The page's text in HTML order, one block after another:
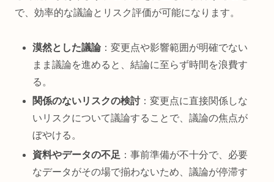
で、効率的な議論とリスク評価が可能になります。
漠然とした議論：変更点や影響範囲が明確でない
まま議論を進めると、結論に至らず時間を浪費す
る。
関係のないリスクの検討 ：変更点に直接関係しな
いリスクについて議論することで、議論の焦点が
ぼやける。
資料やデータの不足 ：事前準備が不十分で、必要
なデータがその場で揃わないため、議論が停滞す